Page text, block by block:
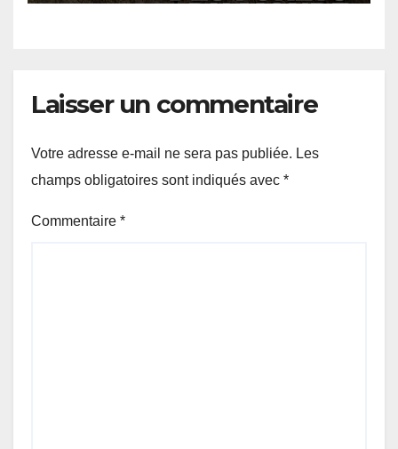
Laisser un commentaire
Votre adresse e-mail ne sera pas publiée. Les
champs obligatoires sont indiqués avec *
Commentaire *